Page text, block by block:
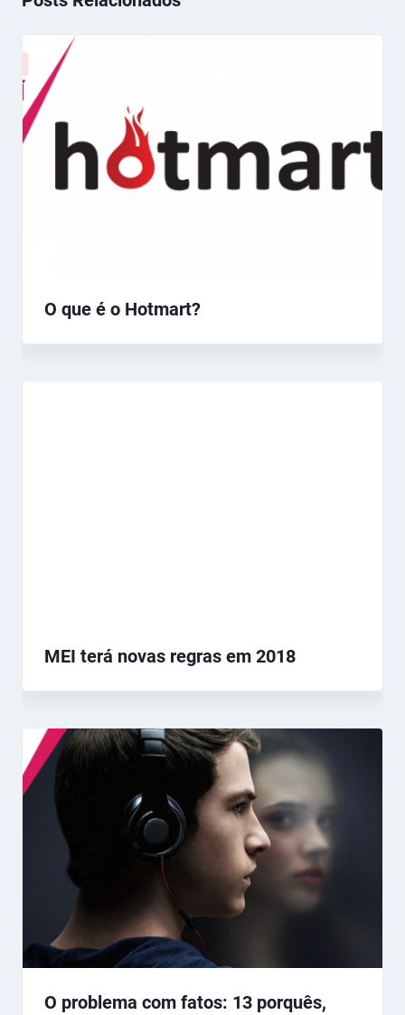
O que é o Hotmart?
MEI terá novas regras em 2018
O problema com fatos: 13 porquês,